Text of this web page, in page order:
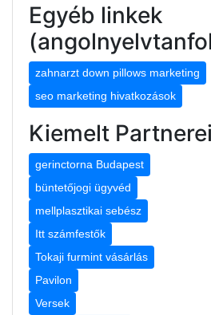
Egyéb linkek
zahnarzt down pillows marketing
seo marketing hivatkozások
Kiemelt
gerinctorna Budapest
büntetőjogi ügyvéd
mellplasztikai sebész
Itt számfestők
Tokaji furmint vásárlás
Pavilon
Versek